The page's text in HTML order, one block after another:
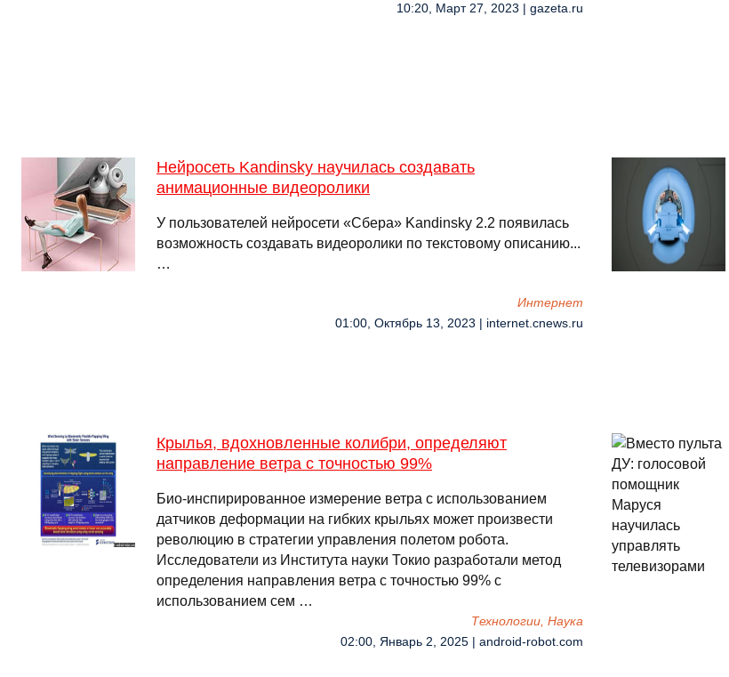
10:20, Март 27, 2023 | gazeta.ru
Нейросеть Kandinsky научилась создавать
анимационные видеоролики
У пользователей нейросети «Сбера» Kandinsky 2.2 появилась
возможность создавать видеоролики по текстовому описанию...
…
Интернет
01:00, Октябрь 13, 2023 | internet.cnews.ru
Крылья, вдохновленные колибри, определяют
направление ветра с точностью 99%
Био-инспирированное измерение ветра с использованием
датчиков деформации на гибких крыльях может произвести
революцию в стратегии управления полетом робота.
Исследователи из Института науки Токио разработали метод
определения направления ветра с точностью 99% с
использованием сем …
Технологии, Наука
02:00, Январь 2, 2025 | android-robot.com